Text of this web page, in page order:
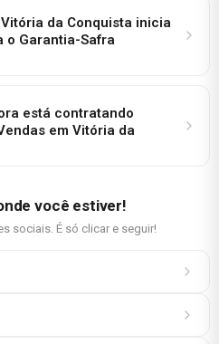
da Conquista inicia
o Garantia-Safra
está contratando
em Vitória da
você estiver!
sociais. É só clicar e seguir!